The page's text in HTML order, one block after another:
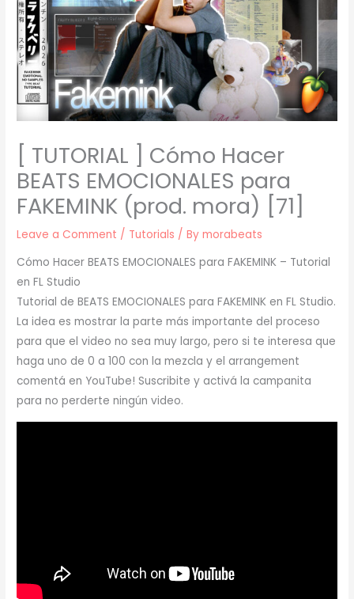
[ TUTORIAL ] Cómo Hacer
BEATS EMOCIONALES para
FAKEMINK (prod. mora) [71]
Leave a Comment / Tutorials / Bymorabeats
Cómo Hacer BEATS EMOCIONALES para FAKEMINK – Tutorial
en FL Studio
Tutorial de BEATS EMOCIONALES para FAKEMINK en FL Studio.
La idea es mostrar la parte más importante del proceso
para que el video no sea muy largo, pero si te interesa que
haga uno de 0 a 100 con la mezcla y el arrangement
comentá en YouTube! Suscribite y activá la campanita
para no perderte ningún video.